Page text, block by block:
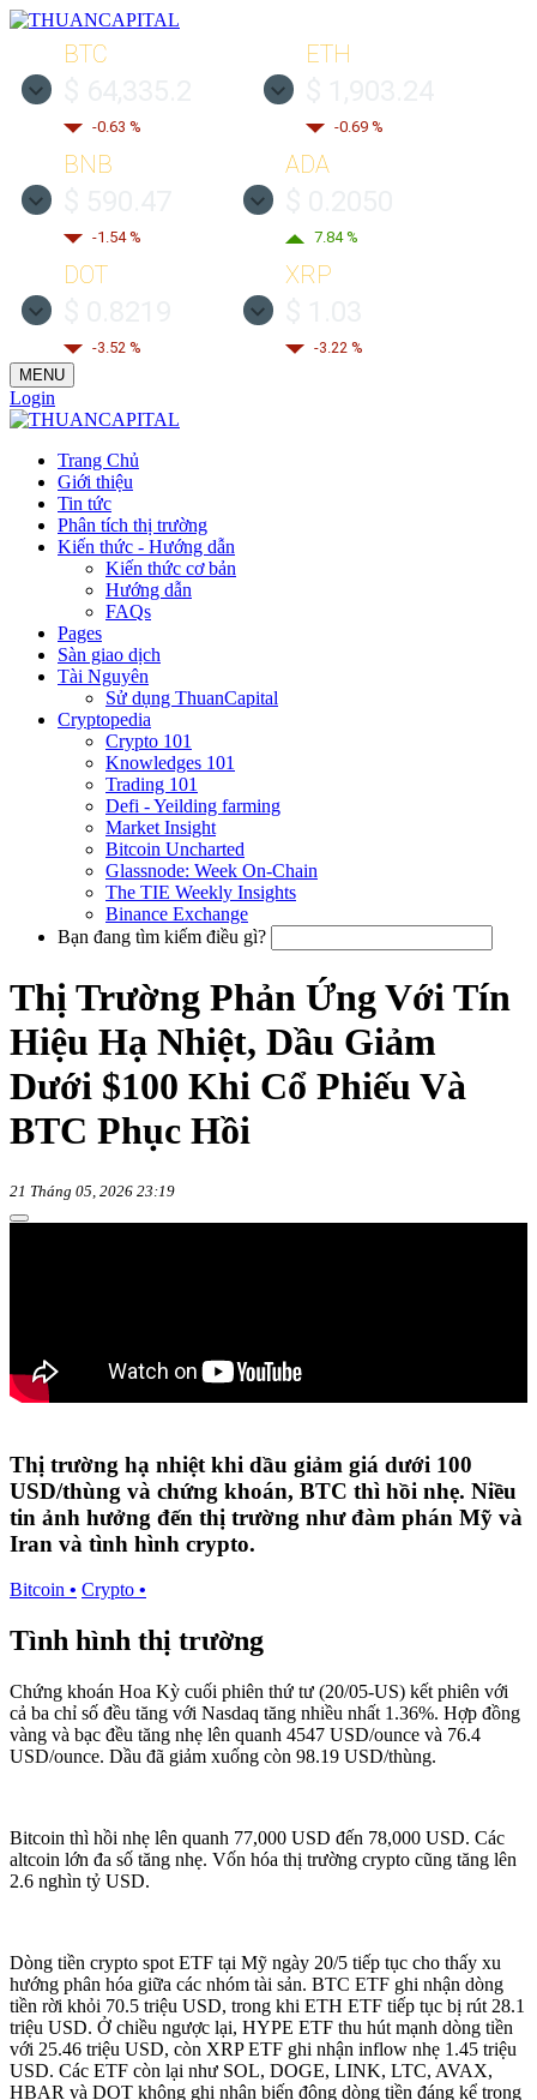
BTC
-0.63 %
ETH
-0.69 %
BNB
-1.54 %
ADA
7.84 %
DOT
-3.52 %
XRP
-3.22 %
MENU
Login
Trang Chủ
Giới thiệu
Tin tức
Phân tích thị trường
Kiến thức - Hướng dẫn
Kiến thức cơ bản
Hướng dẫn
FAQs
Pages
Sàn giao dịch
Tài Nguyên
Sử dụng ThuanCapital
Cryptopedia
Crypto 101
Knowledges 101
Trading 101
Defi - Yeilding farming
Market Insight
Bitcoin Uncharted
Glassnode: Week On-Chain
The TIE Weekly Insights
Binance Exchange
Bạn đang tìm kiếm điều gì?
Thị Trường Phản Ứng Với Tín
Hiệu Hạ Nhiệt, Dầu Giảm
Dưới $100 Khi Cổ Phiếu Và
BTC Phục Hồi
21 Tháng 05, 2026 23:19
Thị trường hạ nhiệt khi dầu giảm giá dưới 100
USD/thùng và chứng khoán, BTC thì hồi nhẹ. Niều
tin ảnh hưởng đến thị trường như đàm phán Mỹ và
Iran và tình hình crypto.
Bitcoin • Crypto •
Tình hình thị trường
Chứng khoán Hoa Kỳ cuối phiên thứ tư (20/05-US) kết phiên với
cả ba chỉ số đều tăng với Nasdaq tăng nhiều nhất 1.36%. Hợp đồng
vàng và bạc đều tăng nhẹ lên quanh 4547 USD/ounce và 76.4
USD/ounce. Dầu đã giảm xuống còn 98.19 USD/thùng.
Bitcoin thì hồi nhẹ lên quanh 77,000 USD đến 78,000 USD. Các
altcoin lớn đa số tăng nhẹ. Vốn hóa thị trường crypto cũng tăng lên
2.6 nghìn tỷ USD.
Dòng tiền crypto spot ETF tại Mỹ ngày 20/5 tiếp tục cho thấy xu
hướng phân hóa giữa các nhóm tài sản. BTC ETF ghi nhận dòng
tiền rời khỏi 70.5 triệu USD, trong khi ETH ETF tiếp tục bị rút 28.1
triệu USD. Ở chiều ngược lại, HYPE ETF thu hút mạnh dòng tiền
với 25.46 triệu USD, còn XRP ETF ghi nhận inflow nhẹ 1.45 triệu
USD. Các ETF còn lại như SOL, DOGE, LINK, LTC, AVAX,
HBAR và DOT không ghi nhận biến động dòng tiền đáng kể trong